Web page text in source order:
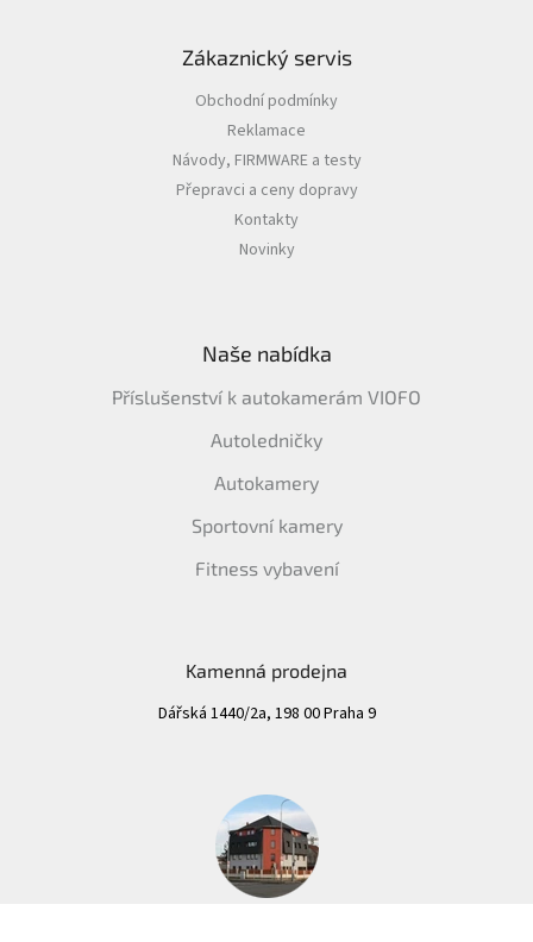
Zákaznický servis
Obchodní podmínky
Reklamace
Návody, FIRMWARE a testy
Přepravci a ceny dopravy
Kontakty
Novinky
Naše nabídka
Příslušenství k autokamerám VIOFO
Autoledničky
Autokamery
Sportovní kamery
Fitness vybavení
Kamenná prodejna
Dářská 1440/2a, 198 00 Praha 9